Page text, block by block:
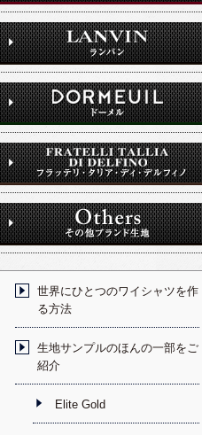
世界にひとつのワイシャツを作
る方法
生地サンプルのほんの一部をご
紹介
Elite Gold